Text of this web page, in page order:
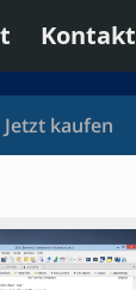
Kontakt
Jetzt kaufen